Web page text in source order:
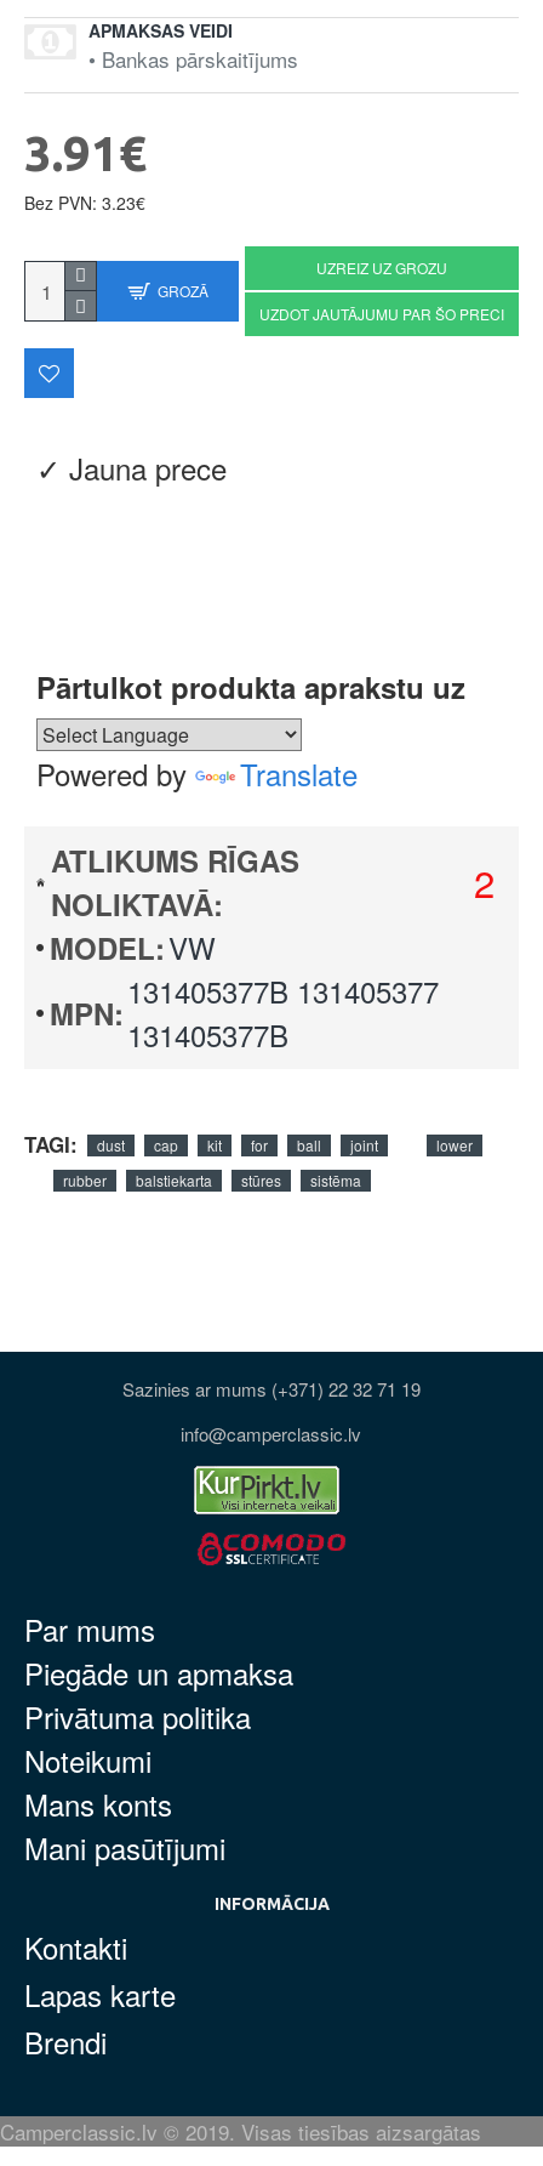
APMAKSAS VEIDI
• Bankas pārskaitījums
✓ Jauna prece
Pārtulkot produkta aprakstu uz
Powered by Translate
ATLIKUMS RĪGAS
NOLIKTAVĀ:
2
MODEL:VW
MPN:
131405377B 131405377
131405377B
3.91€
Bez PVN: 3.23€
GROZĀ
UZREIZ UZ GROZU
UZDOT JAUTĀJUMU PAR ŠO PRECI
TAGI: dust cap kit for ball joint
lower
rubber
balstiekarta stūres sistēma
Sazinies ar mums (+371) 22 32 71 19
info@camperclassic.lv
Par mums
Piegāde un apmaksa
Privātuma politika
Noteikumi
Mans konts
Mani pasūtījumi
INFORMĀCIJA
Kontakti
Lapas karte
Brendi
Camperclassic.lv © 2019. Visas tiesības aizsargātas